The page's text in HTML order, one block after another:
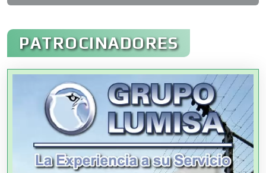
Administración de Empresas
Agencias Aduanales
Agencias de Autos
Agencias de Cobranza
PATROCINADORES